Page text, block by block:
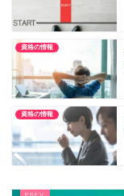
資格の情報
資格の情報